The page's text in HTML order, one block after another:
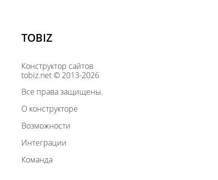
TOBIZ
Конструктор сайтов
tobiz.net © 2013-2026
Все права защищены.
О конструкторе
Возможности
Интеграции
Команда